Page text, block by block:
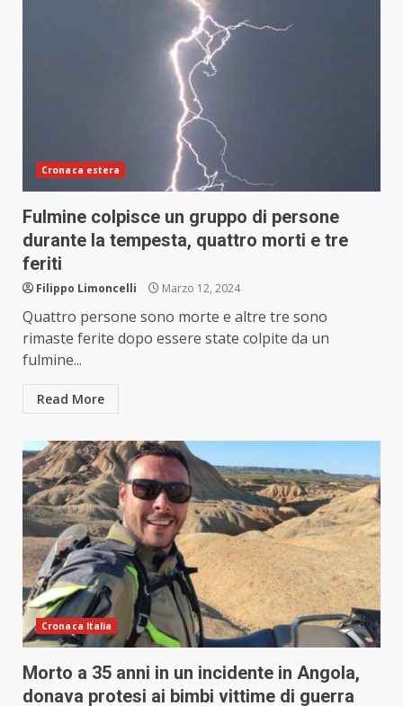
Cronaca estera
Fulmine colpisce un gruppo di persone
durante la tempesta, quattro morti e tre
feriti
Filippo Limoncelli Marzo 12, 2024
Quattro persone sono morte e altre tre sono
rimaste ferite dopo essere state colpite da un
fulmine...
Read More
Cronaca Italia
Morto a 35 anni in un incidente in Angola,
donava protesi ai bimbi vittime di guerra